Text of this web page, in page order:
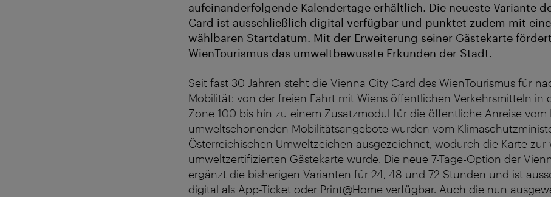
aufeinanderfolgende Kalendertage erhältlich. Die neueste Variante
Card ist ausschließlich digital verfügbar und punktet zudem mit
wählbaren Startdatum. Mit der Erweiterung seiner Gästekarte
WienTourismus das umweltbewusste Erkunden der Stadt.
Seit fast 30 Jahren steht die Vienna City Card des WienTourismus für
Mobilität: von der freien Fahrt mit Wiens öffentlichen Verkehrsmitteln in
Zone 100 bis hin zu einem Zusatzmodul für die öffentliche Anreise vom
umweltschonenden Mobilitätsangebote wurden vom
Österreichischen Umweltzeichen ausgezeichnet, wodurch die Karte zur
umweltzertifizierten Gästekarte wurde. Die neue 7-Tage-Option der
ergänzt die bisherigen Varianten für 24, 48 und 72 Stunden und ist
digital als App-Ticket oder Print@Home verfügbar. Auch die nun